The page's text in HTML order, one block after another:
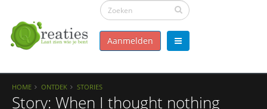
Aanmelden
HOME ONTDEK STORIES
Story: When I thought nothing